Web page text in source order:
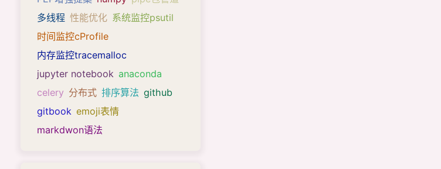
多线程 性能优化 系统监控psutil
时间监控cProfile
内存监控tracemalloc
jupyter notebook anaconda
celery 分布式 排序算法 github
gitbook emoji表情
markdwon语法